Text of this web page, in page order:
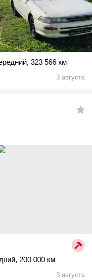
, 323 566 км
3 августа
, 200 000 км
3 августа